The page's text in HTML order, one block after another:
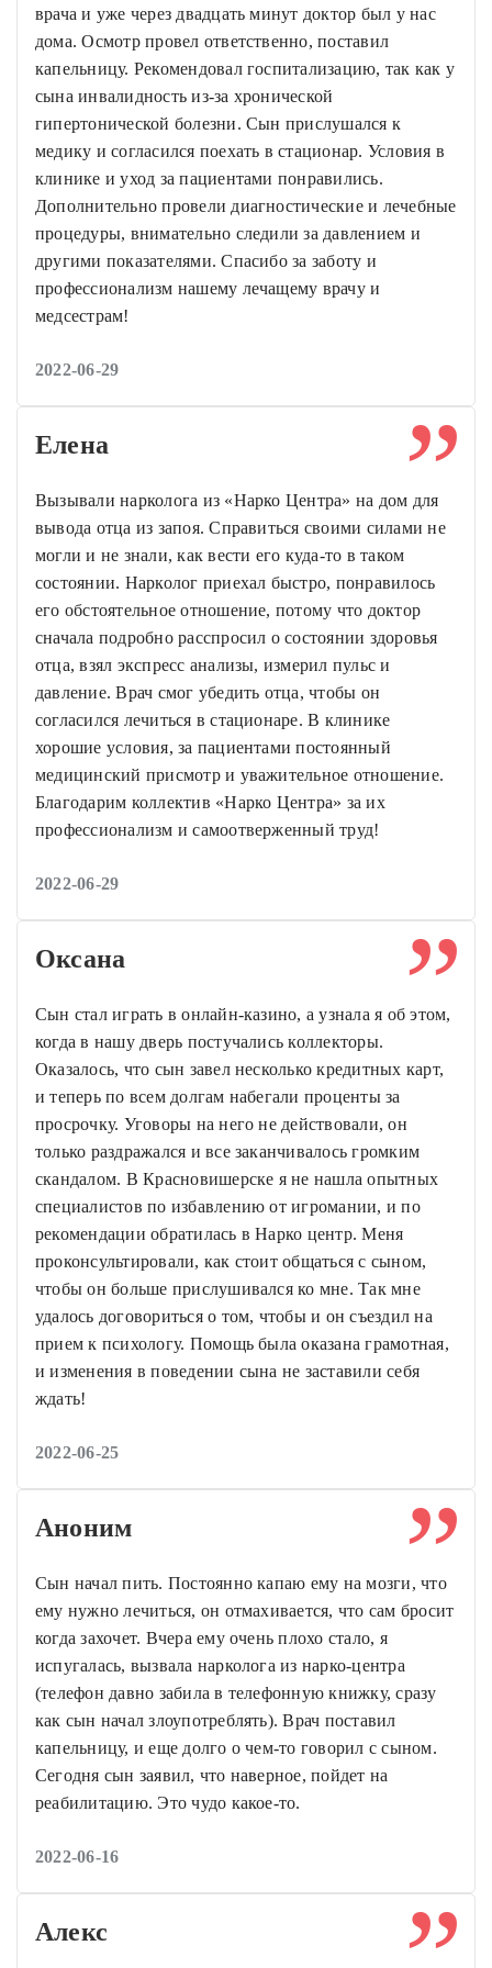
врача и уже через двадцать минут доктор был у нас
дома. Осмотр провел ответственно, поставил
капельницу. Рекомендовал госпитализацию, так как у
сына инвалидность из-за хронической
гипертонической болезни. Сын прислушался к
медику и согласился поехать в стационар. Условия в
клинике и уход за пациентами понравились.
Дополнительно провели диагностические и лечебные
процедуры, внимательно следили за давлением и
другими показателями. Спасибо за заботу и
профессионализм нашему лечащему врачу и
медсестрам!
2022-06-29
Елена
Вызывали нарколога из «Нарко Центра» на дом для
вывода отца из запоя. Справиться своими силами не
могли и не знали, как вести его куда-то в таком
состоянии. Нарколог приехал быстро, понравилось
его обстоятельное отношение, потому что доктор
сначала подробно расспросил о состоянии здоровья
отца, взял экспресс анализы, измерил пульс и
давление. Врач смог убедить отца, чтобы он
согласился лечиться в стационаре. В клинике
хорошие условия, за пациентами постоянный
медицинский присмотр и уважительное отношение.
Благодарим коллектив «Нарко Центра» за их
профессионализм и самоотверженный труд!
2022-06-29
Оксана
Сын стал играть в онлайн-казино, а узнала я об этом,
когда в нашу дверь постучались коллекторы.
Оказалось, что сын завел несколько кредитных карт,
и теперь по всем долгам набегали проценты за
просрочку. Уговоры на него не действовали, он
только раздражался и все заканчивалось громким
скандалом. В Красновишерске я не нашла опытных
специалистов по избавлению от игромании, и по
рекомендации обратилась в Нарко центр. Меня
проконсультировали, как стоит общаться с сыном,
чтобы он больше прислушивался ко мне. Так мне
удалось договориться о том, чтобы и он съездил на
прием к психологу. Помощь была оказана грамотная,
и изменения в поведении сына не заставили себя
ждать!
2022-06-25
Аноним
Сын начал пить. Постоянно капаю ему на мозги, что
ему нужно лечиться, он отмахивается, что сам бросит
когда захочет. Вчера ему очень плохо стало, я
испугалась, вызвала нарколога из нарко-центра
(телефон давно забила в телефонную книжку, сразу
как сын начал злоупотреблять). Врач поставил
капельницу, и еще долго о чем-то говорил с сыном.
Сегодня сын заявил, что наверное, пойдет на
реабилитацию. Это чудо какое-то.
2022-06-16
Алекс